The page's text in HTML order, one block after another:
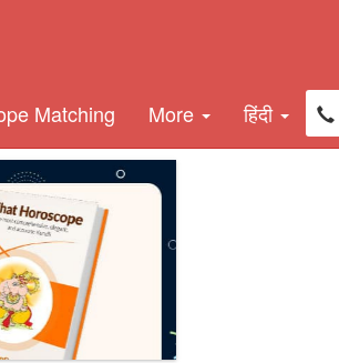
Matching More हिंदी